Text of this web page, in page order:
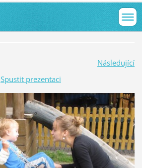
Následující
Spustit prezentaci